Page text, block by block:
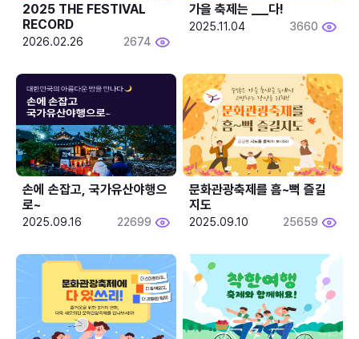
2025 THE FESTIVAL
RECORD
2026.02.26 2674
2025.11.04 3660
손에 손잡고, 국가유산야행으
로~
2025.09.16 22699
문화관광축제를 흠~뻑 즐길
지도
2025.09.10 25659